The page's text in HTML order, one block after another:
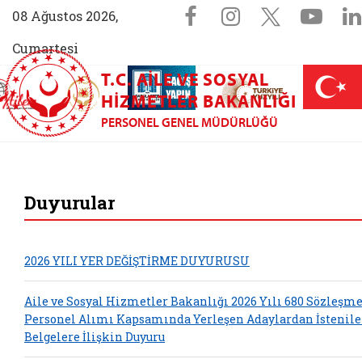
08 Ağustos 2026,
Cumartesi
Sosyal
Facebook
Instagram
X
Aile (yeni sekmede açılır)
AİLEM İletişim Merkezi (yeni sekmede açılır)
Aile ve Nüfus On Yılı (yeni sekmede açılır)
Darülaceze bağış sayfası (yeni
T.C. AILE VE SOSYAL
HIZMETLER BAKANLIĞI
PERSONEL GENEL MÜDÜRLÜĞÜ
Duyurular
2026 YILI YER DEĞİŞTİRME DUYURUSU
Aile ve Sosyal Hizmetler Bakanlığı 2026 Yılı 680
Personel Alımı Kapsamında Yerleşen Adaylardan
Belgelere İlişkin Duyuru